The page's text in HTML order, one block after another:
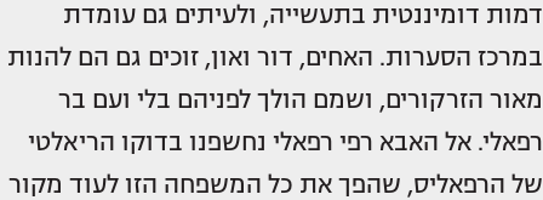
דמות דומיננטית בתעשייה, ולעיתים גם עומדת
במרכז הסערות. האחים, דור ואון, זוכים גם הם להנות
מאור הזרקורים, ושמם הולך לפניהם בלי ועם בר
רפאלי. אל האבא רפי רפאלי נחשפנו בדוקו הריאלטי
של הרפאליס, שהפך את כל המשפחה הזו לעוד מקור